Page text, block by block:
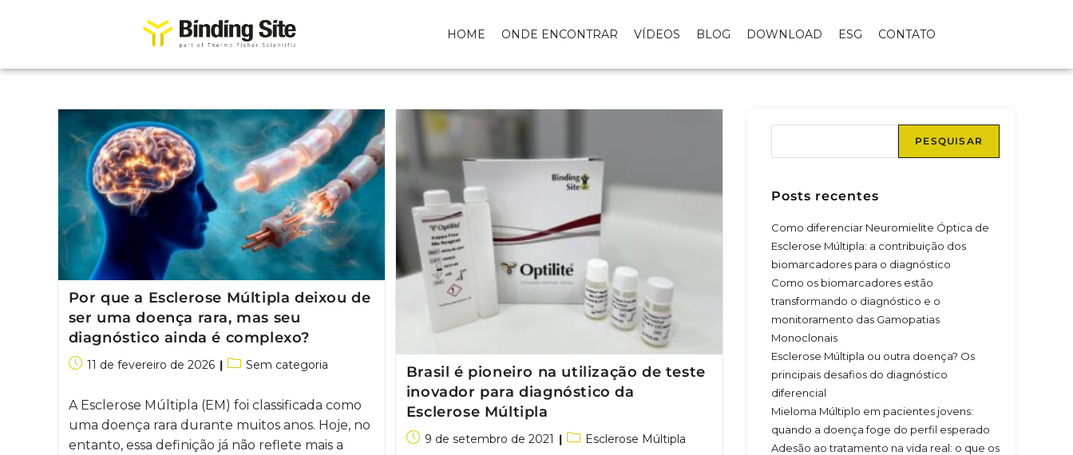
HOME ONDE ENCONTRAR VÍDEOS BLOG DOWNLOAD ESG CONTATO
Por que a Esclerose Múltipla deixou de
ser uma doença rara, mas seu
diagnóstico ainda é complexo?
11 de fevereiro de 2026 Sem categoria
A Esclerose Múltipla (EM) foi classificada como
uma doença rara durante muitos anos. Hoje, no
entanto, essa definição já não reflete mais a
Brasil é pioneiro na utilização de teste
inovador para diagnóstico da
Esclerose Múltipla
9 de setembro de 2021 Esclerose Múltipla
PESQUISAR
Posts recentes
Como diferenciar Neuromielite Óptica de
Esclerose Múltipla: a contribuição dos
biomarcadores para o diagnóstico
Como os biomarcadores estão
transformando o diagnóstico e o
monitoramento das Gamopatias
Monoclonais
Esclerose Múltipla ou outra doença? Os
principais desafios do diagnóstico
diferencial
Mieloma Múltiplo em pacientes jovens:
quando a doença foge do perfil esperado
Adesão ao tratamento na vida real: o que os